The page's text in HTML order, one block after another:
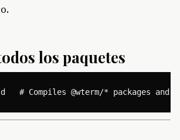
los paquetes